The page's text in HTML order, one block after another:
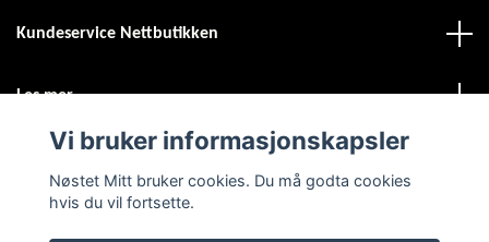
Kundeservice Nettbutikken
Les mer
Vi bruker informasjonskapsler
Nøstet Mitt bruker cookies. Du må godta cookies
hvis du vil fortsette.